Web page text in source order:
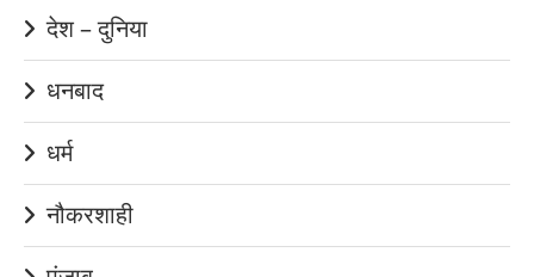
देश – दुनिया
धनबाद
धर्म
नौकरशाही